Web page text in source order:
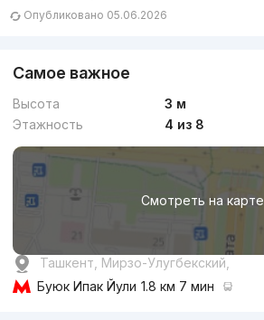
Опубликовано 05.06.2026
Самое важное
Высота
3 м
Этажность
4 из 8
Смотреть на карте
Ташкент, Мирзо-Улугбекский,
Буюк Ипак Йули 1.8 км 7 мин